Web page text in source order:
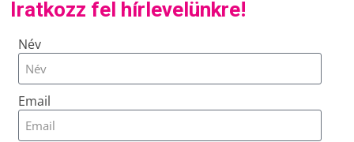
Iratkozz fel hírlevelünkre!
Név
Email